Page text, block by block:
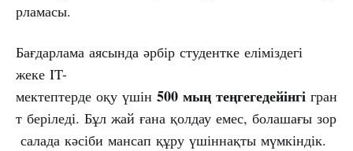
рламасы.
Бағдарлама аясында әрбір студентке еліміздегі
жеке IT-
мектептерде оқу үшін 500 мың теңгегедейінгі гран
т беріледі. Бұл жай ғана қолдау емес, болашағы зор
салада кәсіби мансап құру үшіннақты мүмкіндік.